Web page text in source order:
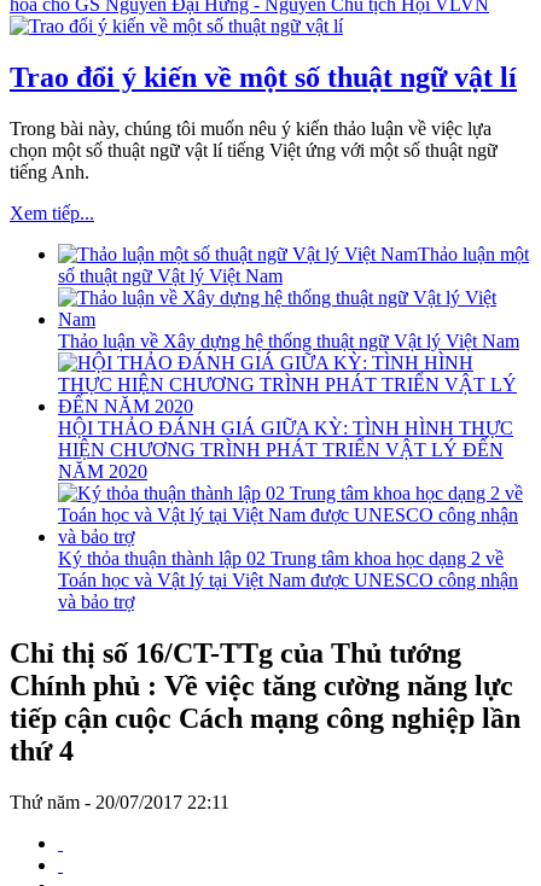
Trao đổi ý kiến về một số thuật ngữ vật lí
Trong bài này, chúng tôi muốn nêu ý kiến thảo luận về việc lựa
chọn một số thuật ngữ vật lí tiếng Việt ứng với một số thuật ngữ
tiếng Anh.
Xem tiếp...
Thảo luận một
số thuật ngữ Vật lý Việt Nam
Thảo luận về Xây dựng hệ thống thuật ngữ Vật lý Việt Nam
HỘI THẢO ĐÁNH GIÁ GIỮA KỲ: TÌNH HÌNH THỰC
HIỆN CHƯƠNG TRÌNH PHÁT TRIỂN VẬT LÝ ĐẾN
NĂM 2020
Ký thỏa thuận thành lập 02 Trung tâm khoa học dạng 2 về
Toán học và Vật lý tại Việt Nam được UNESCO công nhận
và bảo trợ
Chỉ thị số 16/CT-TTg của Thủ tướng
Chính phủ : Về việc tăng cường năng lực
tiếp cận cuộc Cách mạng công nghiệp lần
thứ 4
Thứ năm - 20/07/2017 22:11